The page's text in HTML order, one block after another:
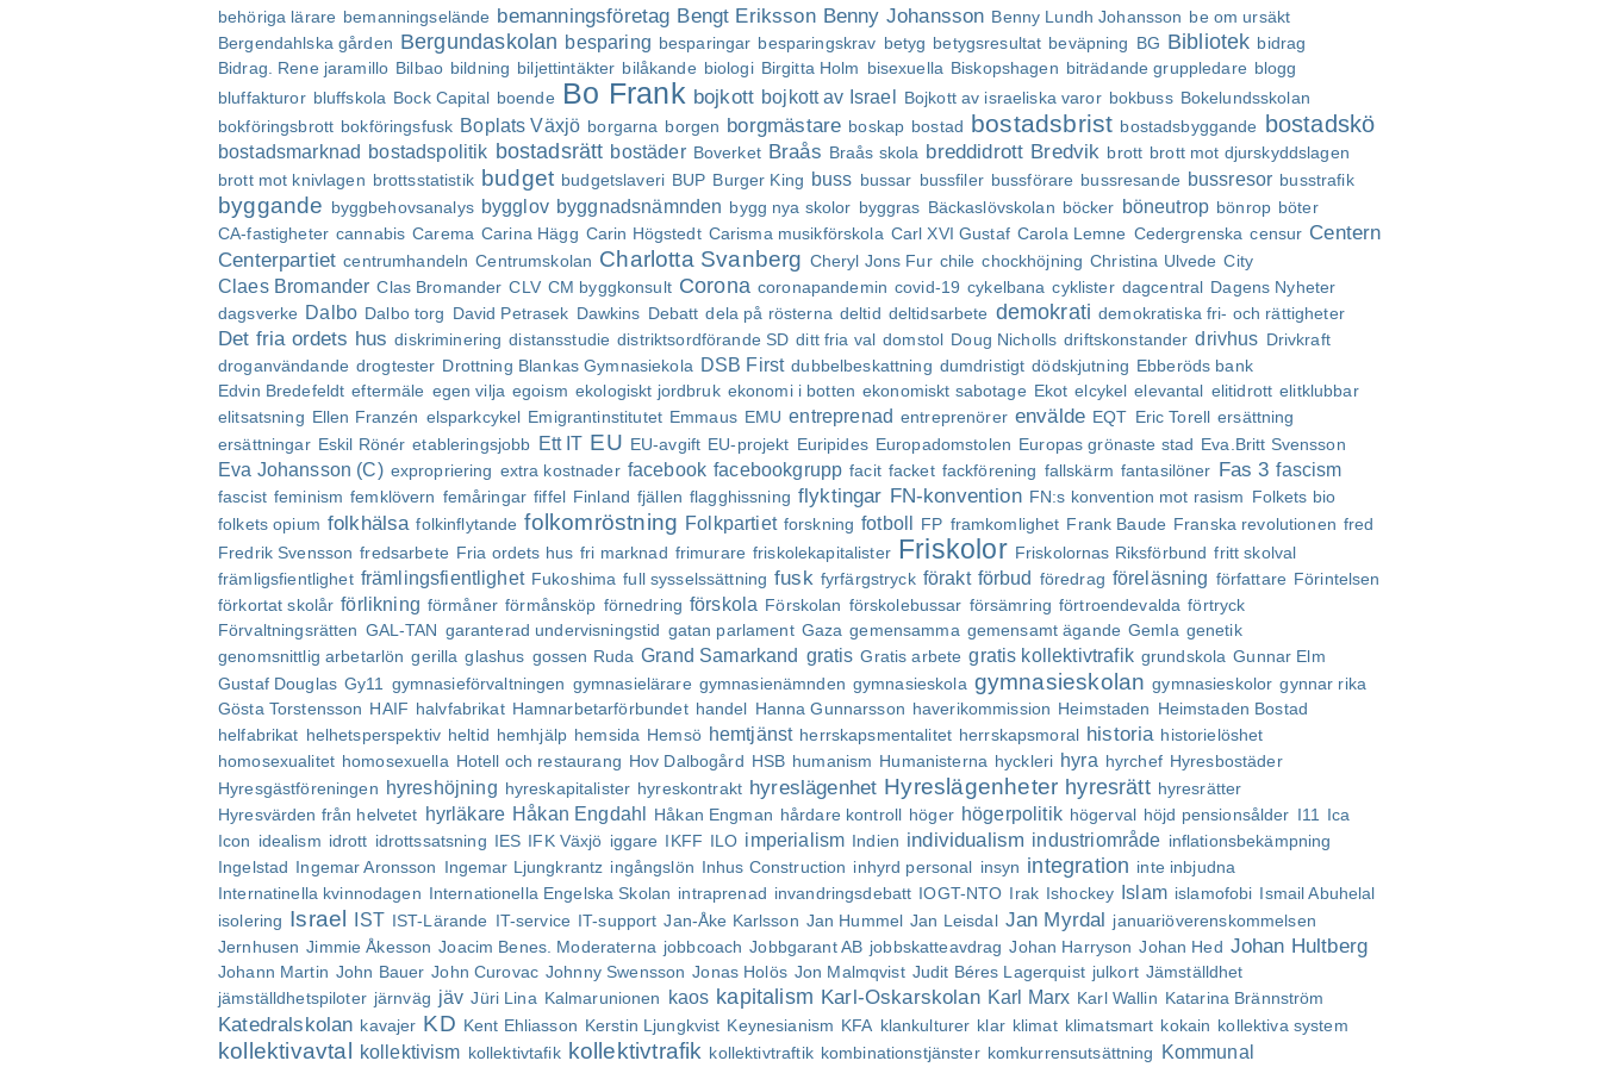
behöriga lärare bemanningselände bemanningsföretag Bengt Eriksson Benny Johansson Benny Lundh Johansson be om ursäkt
Bergendahlska gården Bergundaskolan besparing besparingar besparingskrav betyg betygsresultat beväpning BG Bibliotek bidrag
Bidrag. Rene jaramillo Bilbao bildning biljettintäkter bilåkande biologi Birgitta Holm bisexuella Biskopshagen biträdande gruppledare blogg
bluffakturor bluffskola Bock Capital boende Bo Frank bojkott bojkott av Israel Bojkott av israeliska varor bokbuss Bokelundsskolan
bokföringsbrott bokföringsfusk Boplats Växjö borgarna borgen borgmästare boskap bostad bostadsbrist bostadsbyggande bostadskö
bostadsmarknad bostadspolitik bostadsrätt bostäder Boverket Braås Braås skola breddidrott Bredvik brott brott mot djurskyddslagen
brott mot knivlagen brottsstatistik budget budgetslaveri BUP Burger King buss bussar bussfiler bussförare bussresande bussresor busstrafik
byggande byggbehovsanalys bygglov byggnadsnämnden bygg nya skolor byggras Bäckaslövskolan böcker böneutrop bönrop böter
CA-fastigheter cannabis Carema Carina Hägg Carin Högstedt Carisma musikförskola Carl XVI Gustaf Carola Lemne Cedergrenska censur Centern
Centerpartiet centrumhandeln Centrumskolan Charlotta Svanberg Cheryl Jons Fur chile chockhöjning Christina Ulvede City
Claes Bromander Clas Bromander CLV CM byggkonsult Corona coronapandemin covid-19 cykelbana cyklister dagcentral Dagens Nyheter
dagsverke Dalbo Dalbo torg David Petrasek Dawkins Debatt dela på rösterna deltid deltidsarbete demokrati demokratiska fri- och rättigheter
Det fria ordets hus diskriminering distansstudie distriktsordförande SD ditt fria val domstol Doug Nicholls driftskonstander drivhus Drivkraft
droganvändande drogtester Drottning Blankas Gymnasiekola DSB First dubbelbeskattning dumdristigt dödskjutning Ebberöds bank
Edvin Bredefeldt eftermäle egen vilja egoism ekologiskt jordbruk ekonomi i botten ekonomiskt sabotage Ekot elcykel elevantal elitidrott elitklubbar
elitsatsning Ellen Franzén elsparkcykel Emigrantinstitutet Emmaus EMU entreprenad entreprenörer envälde EQT Eric Torell ersättning
ersättningar Eskil Rönér etableringsjobb Ett IT EU EU-avgift EU-projekt Euripides Europadomstolen Europas grönaste stad Eva.Britt Svensson
Eva Johansson (C) expropriering extra kostnader facebook facebookgrupp facit facket fackförening fallskärm fantasilöner Fas 3 fascism
fascist feminism femklövern femåringar fiffel Finland fjällen flagghissning flyktingar FN-konvention FN:s konvention mot rasism Folkets bio
folkets opium folkhälsa folkinflytande folkomröstning Folkpartiet forskning fotboll FP framkomlighet Frank Baude Franska revolutionen fred
Fredrik Svensson fredsarbete Fria ordets hus fri marknad frimurare friskolekapitalister Friskolor Friskolornas Riksförbund fritt skolval
främligsfientlighet främlingsfientlighet Fukoshima full sysselssättning fusk fyrfärgstryck förakt förbud föredrag föreläsning författare Förintelsen
förkortat skolår förlikning förmåner förmånsköp förnedring förskola Förskolan förskolebussar försämring förtroendevalda förtryck
Förvaltningsrätten GAL-TAN garanterad undervisningstid gatan parlament Gaza gemensamma gemensamt ägande Gemla genetik
genomsnittlig arbetarlön gerilla glashus gossen Ruda Grand Samarkand gratis Gratis arbete gratis kollektivtrafik grundskola Gunnar Elm
Gustaf Douglas Gy11 gymnasieförvaltningen gymnasielärare gymnasienämnden gymnasieskola gymnasieskolan gymnasieskolor gynnar rika
Gösta Torstensson HAIF halvfabrikat Hamnarbetarförbundet handel Hanna Gunnarsson haverikommission Heimstaden Heimstaden Bostad
helfabrikat helhetsperspektiv heltid hemhjälp hemsida Hemsö hemtjänst herrskapsmentalitet herrskapsmoral historia historielöshet
homosexualitet homosexuella Hotell och restaurang Hov Dalbogård HSB humanism Humanisterna hyckleri hyra hyrchef Hyresbostäder
Hyresgästföreningen hyreshöjning hyreskapitalister hyreskontrakt hyreslägenhet Hyreslägenheter hyresrätt hyresrätter
Hyresvärden från helvetet hyrläkare Håkan Engdahl Håkan Engman hårdare kontroll höger högerpolitik högerval höjd pensionsålder I11 Ica
Icon idealism idrott idrottssatsning IES IFK Växjö iggare IKFF ILO imperialism Indien individualism industriområde inflationsbekämpning
Ingelstad Ingemar Aronsson Ingemar Ljungkrantz ingångslön Inhus Construction inhyrd personal insyn integration inte inbjudna
Internatinella kvinnodagen Internationella Engelska Skolan intraprenad invandringsdebatt IOGT-NTO Irak Ishockey Islam islamofobi Ismail Abuhelal
isolering Israel IST IST-Lärande IT-service IT-support Jan-Åke Karlsson Jan Hummel Jan Leisdal Jan Myrdal
januariöverenskommelsen
Jernhusen Jimmie Åkesson Joacim Benes. Moderaterna jobbcoach Jobbgarant AB jobbskatteavdrag Johan Harryson Johan Hed Johan Hultberg
Johann Martin John Bauer John Curovac Johnny Swensson Jonas Holös Jon Malmqvist Judit Béres Lagerquist julkort Jämställdhet
jämställdhetspiloter järnväg jäv Jüri Lina Kalmarunionen kaos kapitalism Karl-Oskarskolan Karl Marx Karl Wallin Katarina Brännström
Katedralskolan kavajer KD Kent Ehliasson Kerstin Ljungkvist Keynesianism KFA klankulturer klar klimat klimatsmart kokain kollektiva system
kollektivavtal kollektivism kollektivtafik kollektivtrafik kollektivtraftik kombinationstjänster komkurrensutsättning Kommunal